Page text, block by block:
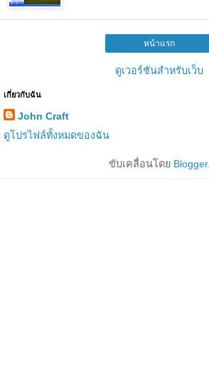
หน้าแรก
ดูเวอร์ชันสำหรับเว็บ
เกี่ยวกับฉัน
John Craft
ดูโปรไฟล์ทั้งหมดของฉัน
ขับเคลื่อนโดย Blogger.